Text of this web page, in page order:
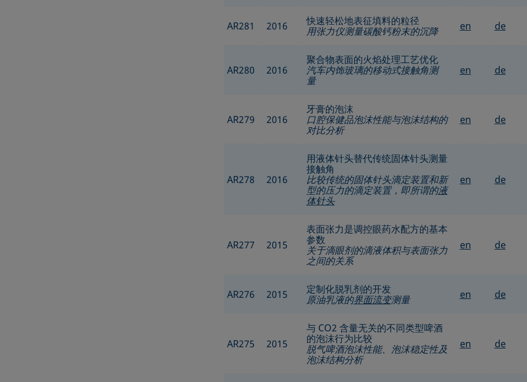
AR281 2016
快速轻松地表征填料的粒径
用张力仪测量碳酸钙粉末的沉降
en de
AR280 2016
聚合物表面的火焰处理工艺优化
汽车内饰玻璃的移动式接触角测
量
en de
AR279 2016
牙膏的泡沫
口腔保健品泡沫性能与泡沫结构的
对比分析
en de
AR278 2016
用液体针头替代传统固体针头测量
接触角
比较传统的固体针头滴定装置和新
型的压力的滴定装置，即所谓的液
体针头
en de
AR277 2015
表面张力是调控眼药水配方的基本
参数
关于滴眼剂的滴液体积与表面张力
之间的关系
en de
AR276 2015
定制化脱乳剂的开发
原油乳液的界面流变测量 en de
AR275 2015
与 CO2 含量无关的不同类型啤酒
的泡沫行为比较
脱气啤酒泡沫性能、泡沫稳定性及
泡沫结构分析
en de